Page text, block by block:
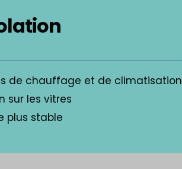
de chauffage et de climatisation
sur les vitres
plus stable